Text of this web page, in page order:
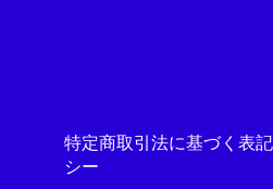
特定商取引法に基づく表
シー